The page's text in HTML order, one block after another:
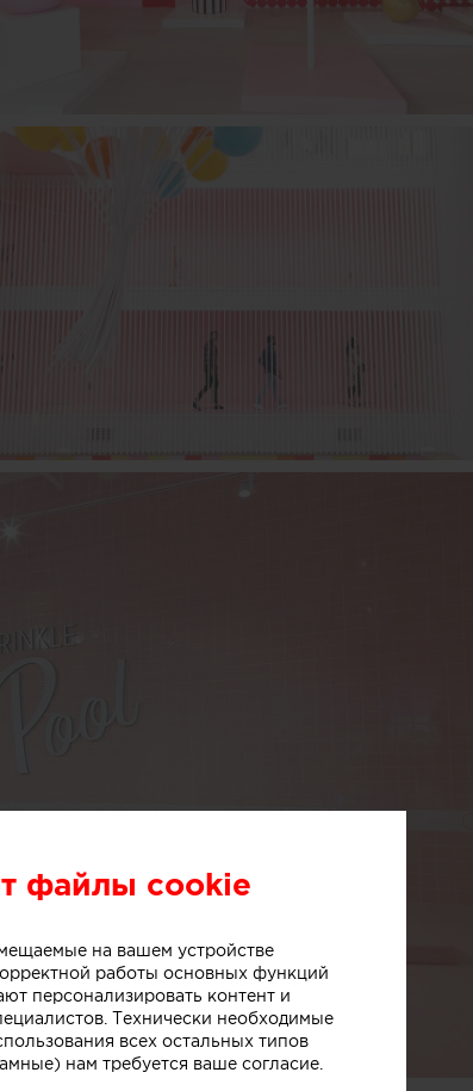
файлы cookie
на вашем устройстве
работы основных функций
персонализировать контент и
Технически необходимые
всех остальных типов
нам требуется ваше согласие.